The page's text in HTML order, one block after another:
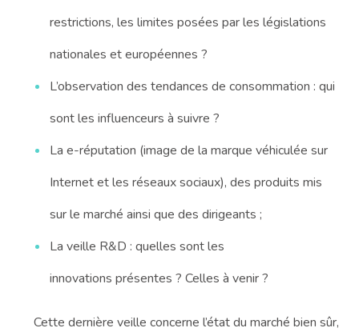
restrictions, les limites posées par les législations
nationales et européennes ?
L’observation des tendances de consommation : qui
sont les influenceurs à suivre ?
La e-réputation (image de la marque véhiculée sur
Internet et les réseaux sociaux), des produits mis
sur le marché ainsi que des dirigeants ;
La veille R&D : quelles sont les
innovations présentes ? Celles à venir ?
Cette dernière veille concerne l’état du marché bien sûr,